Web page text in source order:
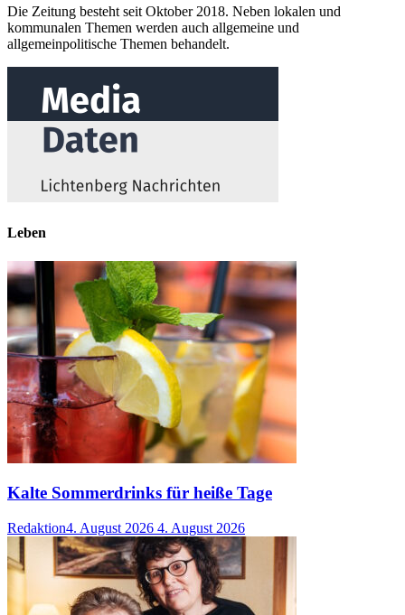
Die Zeitung besteht seit Oktober 2018. Neben lokalen und
kommunalen Themen werden auch allgemeine und
allgemeinpolitische Themen behandelt.
Leben
Kalte Sommerdrinks für heiße Tage
Redaktion4. August 2026 4. August 2026